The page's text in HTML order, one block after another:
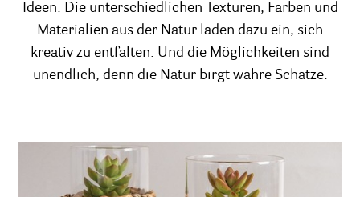
Ideen. Die unterschiedlichen Texturen, Farben und
Materialien aus der Natur laden dazu ein, sich
kreativ zu entfalten. Und die Möglichkeiten sind
unendlich, denn die Natur birgt wahre Schätze.